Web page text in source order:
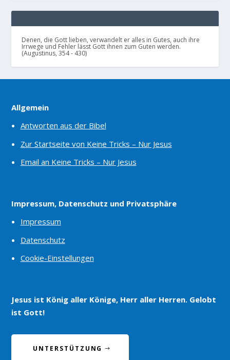
Denen, die Gott lieben, verwandelt er alles in Gutes, auch ihre
Irrwege und Fehler lässt Gott ihnen zum Guten werden.
(Augustinus, 354 - 430)
Allgemein
Antworten aus der Bibel
Zur Startseite von Keine Tricks – Nur Jesus
Email an Keine Tricks – Nur Jesus
Impressum, Datenschutz und Privatsphäre
Impressum
Datenschutz
Cookie-Einstellungen
Jesus ist König aller Könige, Herr aller Herren. Gelobt
ist Gott!
UNTERSTÜTZUNG